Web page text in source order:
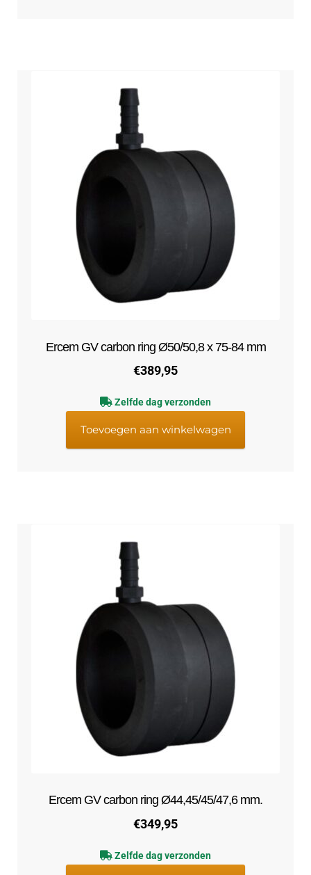
Ercem GV carbon ring Ø50/50,8 x 75-84 mm
€389,95
Zelfde dag verzonden
Toevoegen aan winkelwagen
Ercem GV carbon ring Ø44,45/45/47,6 mm.
€349,95
Zelfde dag verzonden